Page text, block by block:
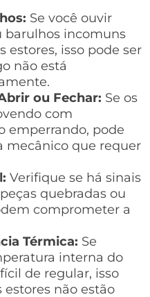
Se você ouvir
barulhos incomuns
estores, isso pode ser
não está
ou Fechar: Se os
com
emperrando, pode
mecânico que requer
Verifique se há sinais
quebradas ou
comprometer a
Térmica: Se
interna do
de regular, isso
não estão